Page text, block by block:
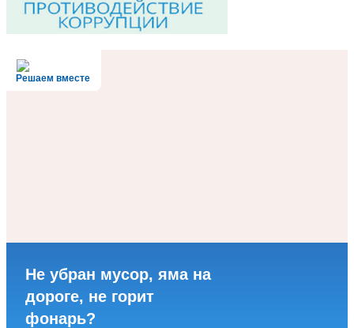
Решаем вместе
Не убран мусор, яма на
дороге, не горит
фонарь?